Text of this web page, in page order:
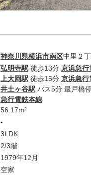
神奈川県横浜市南区中里２
弘明寺駅 徒歩13分 京浜急行
上大岡駅 徒歩15分 京浜急行
井土ヶ谷駅 バス5分 最戸橋
急行電鉄本線
56.17m²
-
3LDK
2/3階
1979年12月
空家